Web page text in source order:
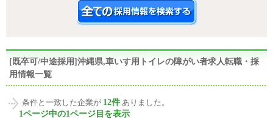
[既卒可/中途採用]沖縄県,車いす用トイレの障がい者求人転職・採
用情報一覧
条件と一致した企業が 12件 ありました。
1ページ中の1ページ目を表示